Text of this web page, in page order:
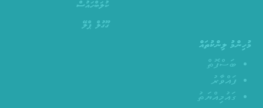
ކުލަބްހައުސް
ގޫގުލް ޕްލޭ
މުހިންމު ލިންކުތައް
ބަސްފޮތް
ފައްވާރު
ގައުމިއްޔަތު